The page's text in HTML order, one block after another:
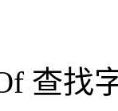
查找